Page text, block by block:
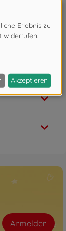
Kinder
unter 3
Kleinteile.
Anmelden